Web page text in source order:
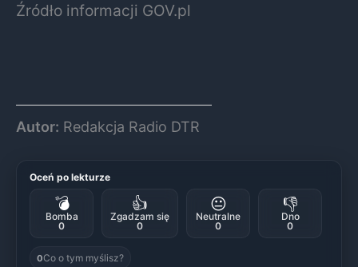
Źródło informacji GOV.pl
Autor: Redakcja Radio DTR
Oceń po lekturze
💣
Bomba
0
👍
Zgadzam się
0
😐
Neutralne
0
👎
Dno
0
0Co o tym myślisz?